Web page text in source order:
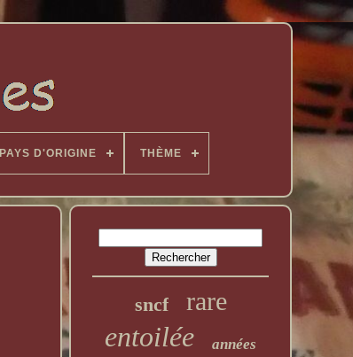
PAYS D'ORIGINE THÈME
sncf rare
entoilée années